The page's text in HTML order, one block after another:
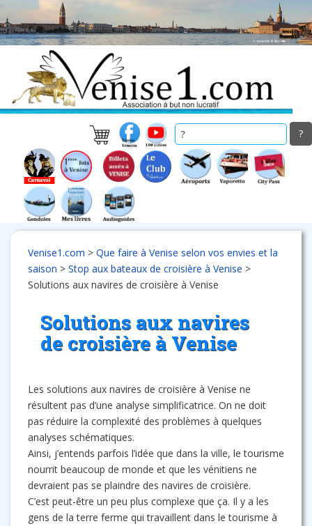
to
main
Venise1.com > Que faire à Venise selon vos envies et la
saison > Stop aux bateaux de croisière à Venise >
Solutions aux navires de croisière à Venise
Solutions aux navires
de croisière à Venise
Les solutions aux navires de croisière à Venise ne
résultent pas d’une analyse simplificatrice. On ne doit
pas réduire la complexité des problèmes à quelques
analyses schématiques.
Ainsi, j’entends parfois l’idée que dans la ville, le tourisme
nourrit beaucoup de monde et que les vénitiens ne
devraient pas se plaindre des navires de croisière.
C’est peut-être un peu plus complexe que ça. Il y a les
gens de la terre ferme qui travaillent dans le tourisme à